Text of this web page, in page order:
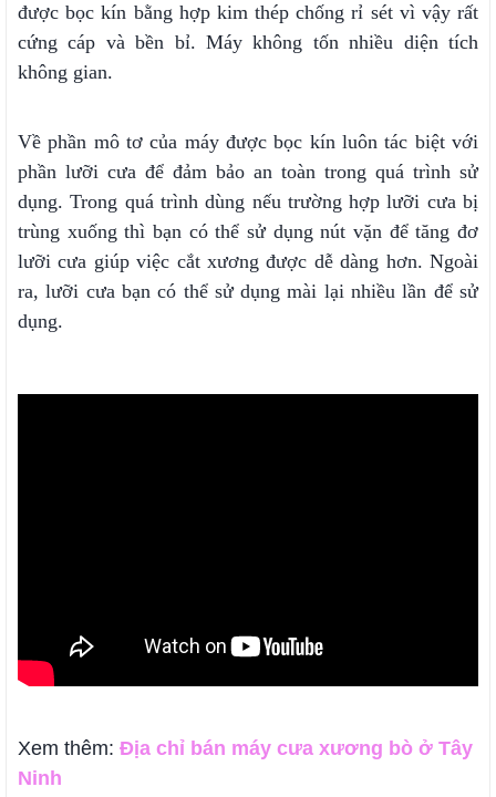
được bọc kín bằng hợp kim thép chống rỉ sét vì vậy rất
cứng cáp và bền bỉ. Máy không tốn nhiều diện tích
không gian.
Về phần mô tơ của máy được bọc kín luôn tác biệt với
phần lưỡi cưa để đảm bảo an toàn trong quá trình sử
dụng. Trong quá trình dùng nếu trường hợp lưỡi cưa bị
trùng xuống thì bạn có thể sử dụng nút vặn để tăng đơ
lưỡi cưa giúp việc cắt xương được dễ dàng hơn. Ngoài
ra, lưỡi cưa bạn có thể sử dụng mài lại nhiều lần để sử
dụng.
Xem thêm: Địa chỉ bán máy cưa xương bò ở Tây
Ninh